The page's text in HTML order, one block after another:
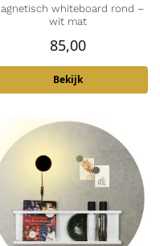
whiteboard rond –
wit mat
85,00
Bekijk